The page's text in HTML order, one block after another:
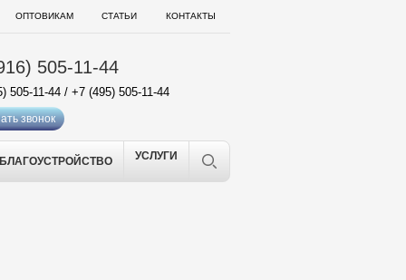
ОПТОВИКАМ СТАТЬИ КОНТАКТЫ
505-11-44
505-11-44 / +7 (495) 505-11-44
звонок
БЛАГОУСТРОЙСТВО УСЛУГИ